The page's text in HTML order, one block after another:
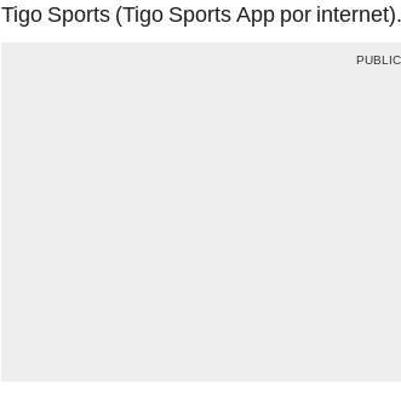
Tigo Sports (Tigo Sports App por internet).